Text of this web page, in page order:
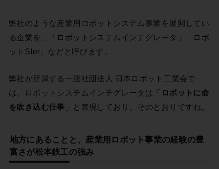
弊社のような産業用ロボットシステム事業を展開してい
る企業を、「ロボットシステムインテグレータ」「ロボ
ットSIer」などと呼びます。
弊社が所属する一般社団法人 日本ロボット工業会で
は、ロボットシステムインテグレータは「 ロボットに命
を吹き込む仕事 」と表現しており、そのとおりですね。
地方にあることと、産業用ロボット事業の経験の豊
富さが松本鉄工の強み